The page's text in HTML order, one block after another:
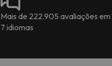
Mais de 222.905 avaliações em
7 idiomas